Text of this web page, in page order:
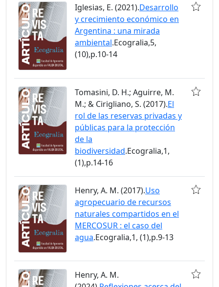
Iglesias, E. (2021).Desarrollo
y crecimiento económico en
Argentina : una mirada
ambiental.Ecogralia,5,
(10),p.10-14
Tomasini, D. H.; Aguirre, M.
M.; & Cirigliano, S. (2017).El
rol de las reservas privadas y
públicas para la protección
de la
biodiversidad.Ecogralia,1,
(1),p.14-16
Henry, A. M. (2017).Uso
agropecuario de recursos
naturales compartidos en el
MERCOSUR : el caso del
agua.Ecogralia,1, (1),p.9-13
Henry, A. M.